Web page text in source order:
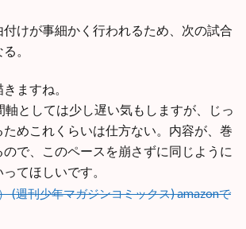
けが事細かく行われるため、次の試合
。
ますね。
軸としては少し遅い気もしますが、じっ
ためこれくらいは仕方ない。内容が、巻
で、このペースを崩さずに同じように
てほしいです。
(週刊少年マガジンコミックス) amazonで